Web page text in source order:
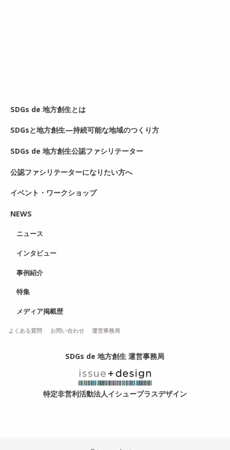
SDGs de 地方創生 運営事務局
特定非営利活動法人イシュープラスデザイン
SDGs de 地方創生とは
SDGsと地方創生—持続可能な地域のつくり方
SDGs de 地方創生公認ファシリテーター
公認ファシリテーターになりたい方へ
イベント・ワークショップ
NEWS
ニュース
インタビュー
事例紹介
特集
メディア掲載歴
よくある質問 お問い合わせ 運営事務局